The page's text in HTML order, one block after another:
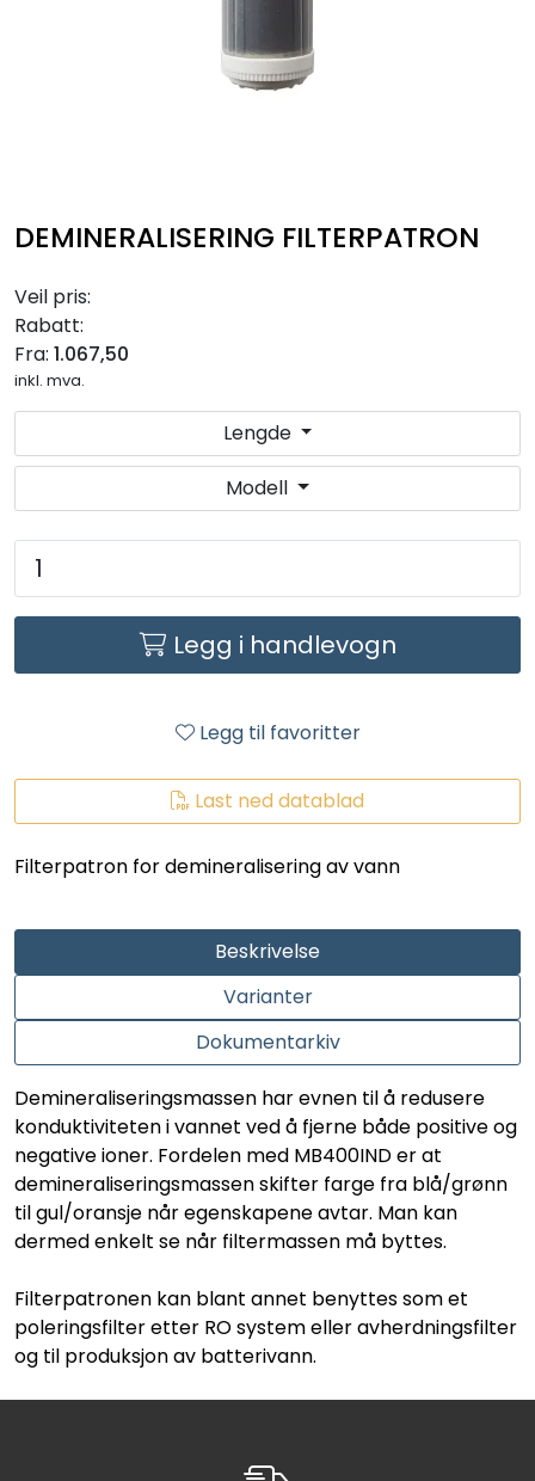
DEMINERALISERING FILTERPATRON
Veil pris:
Rabatt:
Fra: 1.067,50
inkl. mva.
Lengde
Modell
Legg i handlevogn
Legg til favoritter
Last ned datablad
Filterpatron for demineralisering av vann
Beskrivelse
Varianter
Dokumentarkiv
Demineraliseringsmassen har evnen til å redusere
konduktiviteten i vannet ved å fjerne både positive og
negative ioner. Fordelen med MB400IND er at
demineraliseringsmassen skifter farge fra blå/grønn
til gul/oransje når egenskapene avtar. Man kan
dermed enkelt se når filtermassen må byttes.
Filterpatronen kan blant annet benyttes som et
poleringsfilter etter RO system eller avherdningsfilter
og til produksjon av batterivann.
ANALYSEVERKTØY
KJEMIKALIER
FILTERMEDIA
LEGIONELLA
DIFFUSOR
STATISKE MIKSERE
Aktuelt